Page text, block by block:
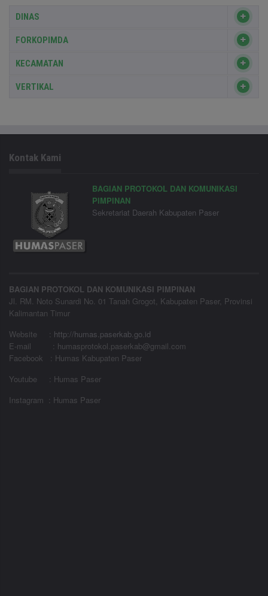
DINAS
FORKOPIMDA
KECAMATAN
VERTIKAL
Kontak Kami
BAGIAN PROTOKOL DAN KOMUNIKASI
PIMPINAN
Sekretariat Daerah Kabupaten Paser
BAGIAN PROTOKOL DAN KOMUNIKASI PIMPINAN
Jl. RM. Noto Sunardi No. 01 Tanah Grogot, Kabupaten Paser, Provinsi
Kalimantan Timur
Website
: http://humas.paserkab.go.id
E-mail : humasprotokol.paserkab@gmail.com
Facebook : Humas Kabupaten Paser
Youtube : Humas Paser
Instagram : Humas Paser